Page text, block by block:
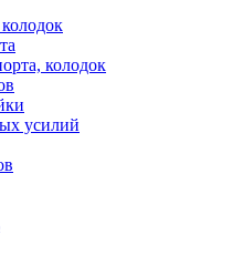
колодок
усилий